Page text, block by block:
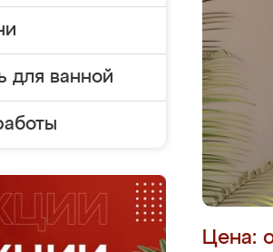
для ванной
Цена: